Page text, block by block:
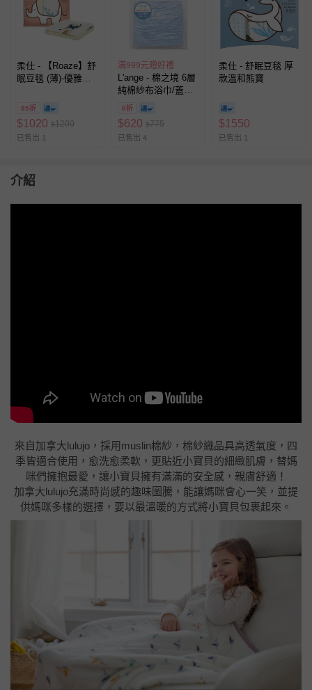
柔仕 - 【Roaze】舒
眠豆毯 (薄)-優雅花
85折
$1020 $1200
已售出 1
滿999元贈好禮
L'ange - 棉之境 6層
純棉紗布浴巾/蓋毯-
藍色-70x95cm
8折
$620 $775
已售出 4
柔仕 - 舒眠豆毯 厚
款溫和熊寶
$1550
已售出 1
介紹
來自加拿大lulujo，採用muslin棉紗，棉紗織品具高透氣度，四
季皆適合使用，愈洗愈柔軟，更貼近小寶貝的細緻肌膚，替媽
咪們擁抱最愛，讓小寶貝擁有滿滿的安全感，親膚舒適！
加拿大lulujo充滿時尚感的趣味圖騰，能讓媽咪會心一笑，並提
供媽咪多樣的選擇，要以最溫暖的方式將小寶貝包裹起來。